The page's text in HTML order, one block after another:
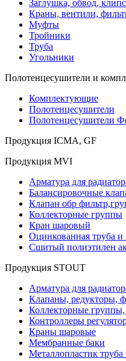
Заглушка, обвод,
Краны, вентили,
Муфты
Тройники
Труба
Угольники
Полотенцесушители и
Комплектующие
Полотенцесушители
Полотенцесушители
Продукция ICMA, GF
Продукция MVI
Арматура для
Балансировочные
Клапан обр
Коллекторные группы
Кран шаровый
Оцинкованная труба и
Сшитый полиэтилен
Продукция STOUT
Арматура для
Клапаны, редукторы,
Коллекторные
Контроллеры
Краны шаровые
Мембранные баки
Металлопластик